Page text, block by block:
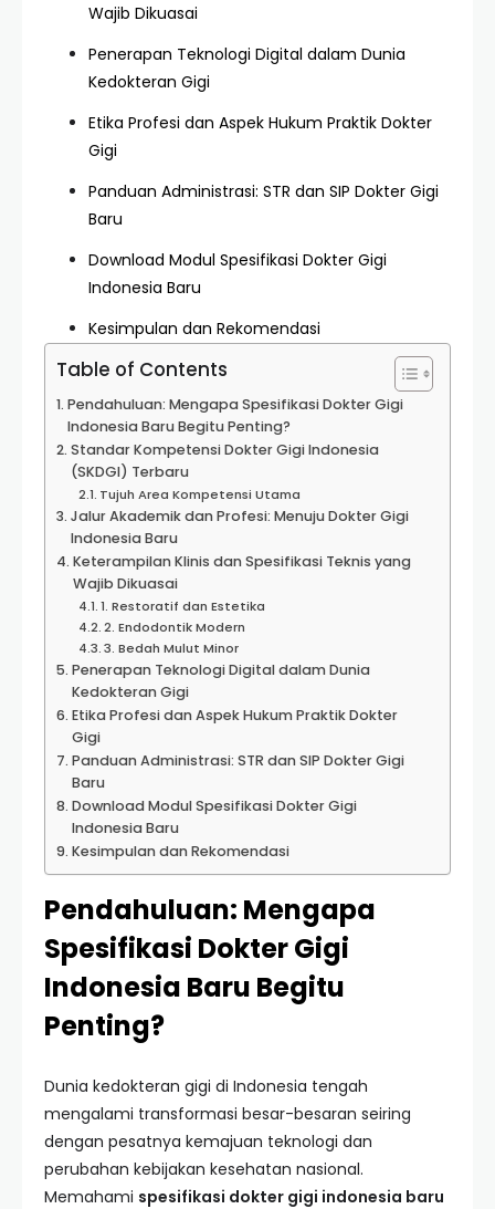
Wajib Dikuasai
Penerapan Teknologi Digital dalam Dunia
Kedokteran Gigi
Etika Profesi dan Aspek Hukum Praktik Dokter
Gigi
Panduan Administrasi: STR dan SIP Dokter Gigi
Baru
Download Modul Spesifikasi Dokter Gigi
Indonesia Baru
Kesimpulan dan Rekomendasi
Table of Contents
Pendahuluan: Mengapa Spesifikasi Dokter Gigi
Indonesia Baru Begitu Penting?
Standar Kompetensi Dokter Gigi Indonesia
(SKDGI) Terbaru
Tujuh Area Kompetensi Utama
Jalur Akademik dan Profesi: Menuju Dokter Gigi
Indonesia Baru
Keterampilan Klinis dan Spesifikasi Teknis yang
Wajib Dikuasai
1. Restoratif dan Estetika
2. Endodontik Modern
3. Bedah Mulut Minor
Penerapan Teknologi Digital dalam Dunia
Kedokteran Gigi
Etika Profesi dan Aspek Hukum Praktik Dokter
Gigi
Panduan Administrasi: STR dan SIP Dokter Gigi
Baru
Download Modul Spesifikasi Dokter Gigi
Indonesia Baru
Kesimpulan dan Rekomendasi
Pendahuluan: Mengapa
Spesifikasi Dokter Gigi
Indonesia Baru Begitu
Penting?
Dunia kedokteran gigi di Indonesia tengah
mengalami transformasi besar-besaran seiring
dengan pesatnya kemajuan teknologi dan
perubahan kebijakan kesehatan nasional.
Memahami spesifikasi dokter gigi indonesia baru